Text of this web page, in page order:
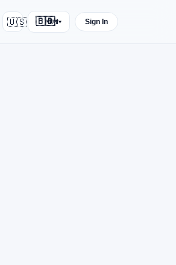
🇺🇸 🇧🇩
বাংলা▾ Sign In